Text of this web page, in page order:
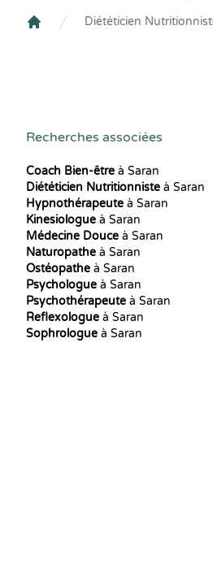
Diététicien
Recherches associées
Coach Bien-être à Saran
Diététicien Nutritionniste à Saran
Hypnothérapeute à Saran
Kinesiologue à Saran
Médecine Douce à Saran
Naturopathe à Saran
Ostéopathe à Saran
Psychologue à Saran
Psychothérapeute à Saran
Reflexologue à Saran
Sophrologue à Saran